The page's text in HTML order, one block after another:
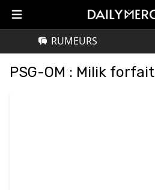
RUMEURS
PSG-OM : Milik forfait